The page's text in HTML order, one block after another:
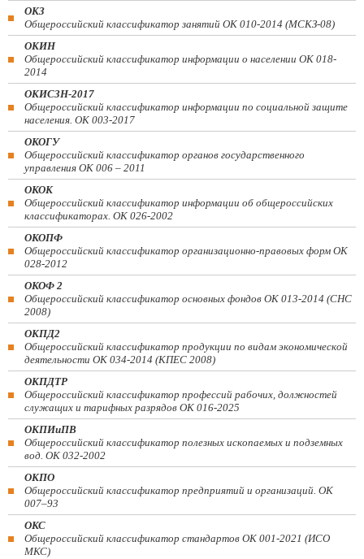
ОКЗ
Общероссийский классификатор занятий ОК 010-2014 (МСКЗ-08)
ОКИН
Общероссийский классификатор информации о населении ОК 018-
2014
ОКИСЗН-2017
Общероссийский классификатор информации по социальной защите
населения. ОК 003-2017
ОКОГУ
Общероссийский классификатор органов государственного
управления ОК 006 – 2011
ОКОК
Общероссийский классификатор информации об общероссийских
классификаторах. ОК 026-2002
ОКОПФ
Общероссийский классификатор организационно-правовых форм ОК
028-2012
ОКОФ 2
Общероссийский классификатор основных фондов ОК 013-2014 (СНС
2008)
ОКПД2
Общероссийский классификатор продукции по видам экономической
деятельности ОК 034-2014 (КПЕС 2008)
ОКПДТР
Общероссийский классификатор профессий рабочих, должностей
служащих и тарифных разрядов ОК 016-2025
ОКПИиПВ
Общероссийский классификатор полезных ископаемых и подземных
вод. ОК 032-2002
ОКПО
Общероссийский классификатор предприятий и организаций. ОК
007–93
ОКС
Общероссийский классификатор стандартов ОК 001-2021 (ИСО
МКС)